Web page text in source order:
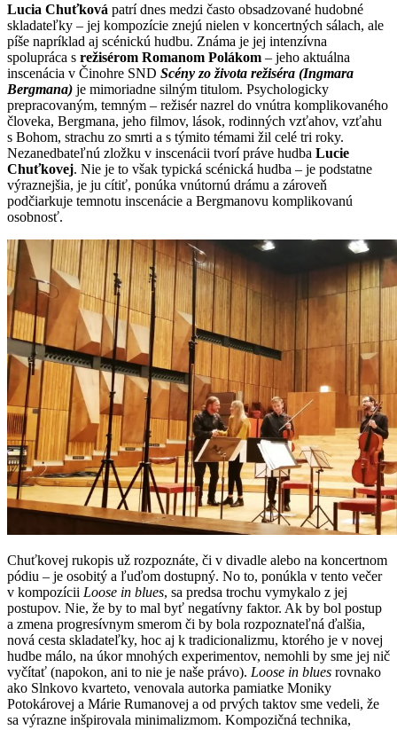
Lucia Chuťková patrí dnes medzi často obsadzované hudobné
skladateľky – jej kompozície znejú nielen v koncertných sálach, ale
píše napríklad aj scénickú hudbu. Známa je jej intenzívna
spolupráca s režisérom Romanom Polákom – jeho aktuálna
inscenácia v Činohre SND Scény zo života režiséra (Ingmara
Bergmana) je mimoriadne silným titulom. Psychologicky
prepracovaným, temným – režisér nazrel do vnútra komplikovaného
človeka, Bergmana, jeho filmov, lások, rodinných vzťahov, vzťahu
s Bohom, strachu zo smrti a s týmito témami žil celé tri roky.
Nezanedbateľnú zložku v inscenácii tvorí práve hudba Lucie
Chuťkovej. Nie je to však typická scénická hudba – je podstatne
výraznejšia, je ju cítiť, ponúka vnútornú drámu a zároveň
podčiarkuje temnotu inscenácie a Bergmanovu komplikovanú
osobnosť.
Chuťkovej rukopis už rozpoznáte, či v divadle alebo na koncertnom
pódiu – je osobitý a ľuďom dostupný. No to, ponúkla v tento večer
v kompozícii Loose in blues, sa predsa trochu vymykalo z jej
postupov. Nie, že by to mal byť negatívny faktor. Ak by bol postup
a zmena progresívnym smerom či by bola rozpoznateľná ďalšia,
nová cesta skladateľky, hoc aj k tradicionalizmu, ktorého je v novej
hudbe málo, na úkor mnohých experimentov, nemohli by sme jej nič
vyčítať (napokon, ani to nie je naše právo). Loose in blues rovnako
ako Slnkovo kvarteto, venovala autorka pamiatke Moniky
Potokárovej a Márie Rumanovej a od prvých taktov sme vedeli, že
sa výrazne inšpirovala minimalizmom. Kompozičná technika,